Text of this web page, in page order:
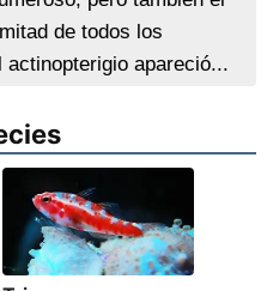
de todos los
apareció...